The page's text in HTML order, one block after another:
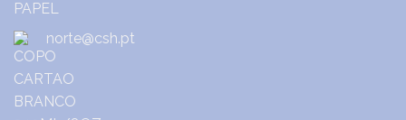
norte@csh.pt